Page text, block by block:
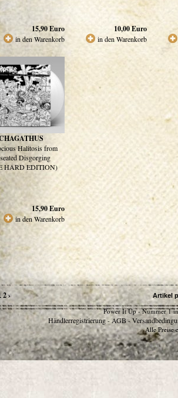
15,90Euro
in den Warenkorb
10,00Euro
in den Warenkorb
Halitosis from
Disgorging
HARD EDITION)
15,90Euro
in den Warenkorb
2› Artikel
Power It Up - Nummer 1
Händlerregistrierung - AGB -
Alle Preise